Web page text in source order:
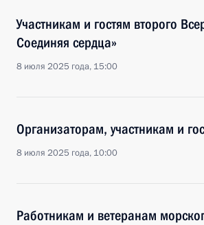
Участникам и гостям второго
Соединяя сердца»
8 июля 2025 года, 15:00
Организаторам, участникам и
8 июля 2025 года, 10:00
Работникам и ветеранам